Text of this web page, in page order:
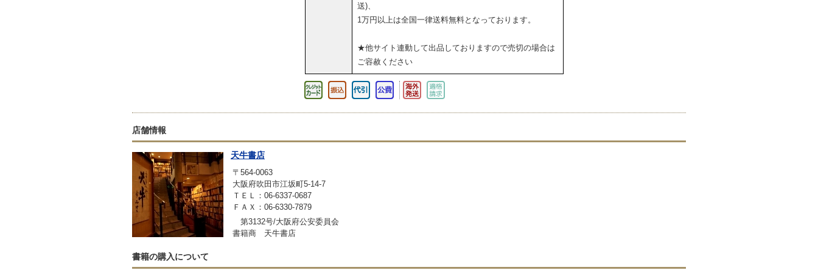
送)、
1万円以上は全国一律送料無料となっております。
★他サイト連動して出品しておりますので売切の場合は
ご容赦ください
店舗情報
天牛書店
〒564-0063
大阪府吹田市江坂町5-14-7
ＴＥＬ：06-6337-0687
ＦＡＸ：06-6330-7879
第3132号/大阪府公安委員会
書籍商 天牛書店
書籍の購入について